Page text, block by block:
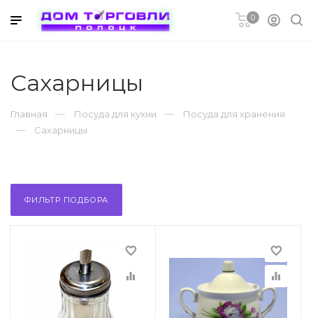
0
Сахарницы
Главная Посуда для кухни
Посуда для хранения
Сахарницы
ФИЛЬТР ПОДБОРА
favorite_border
equalizer
favorite_border
equalizer